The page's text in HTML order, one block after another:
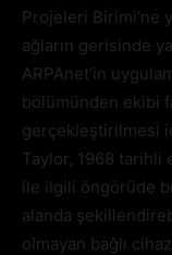
Projeleri Birimi’ne
ağların gerisinde
ARPAnet’in
bölümünden ekibi
gerçekleştirilmesi
Taylor, 1968 tarihli
ile ilgili öngörüde
alanda
olmayan bağlı